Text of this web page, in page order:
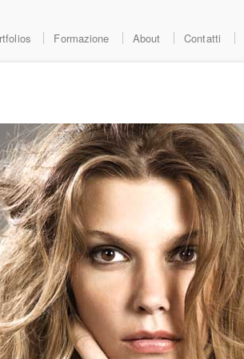
Formazione About Contatti